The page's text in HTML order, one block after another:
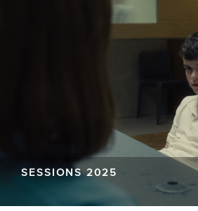
SESSIONS 2025